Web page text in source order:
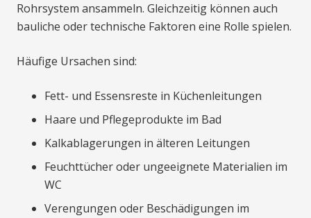
Rohrsystem ansammeln. Gleichzeitig können auch
bauliche oder technische Faktoren eine Rolle spielen.
Häufige Ursachen sind:
Fett- und Essensreste in Küchenleitungen
Haare und Pflegeprodukte im Bad
Kalkablagerungen in älteren Leitungen
Feuchttücher oder ungeeignete Materialien im
WC
Verengungen oder Beschädigungen im